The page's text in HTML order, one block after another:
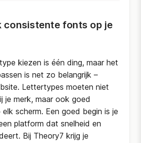
consistente fonts op je
kiezen is één ding, maar het
is net zo belangrijk –
Lettertypes moeten niet
je merk, maar ook goed
scherm. Een goed begin is je
platform dat snelheid en
Bij Theory7 krijg je